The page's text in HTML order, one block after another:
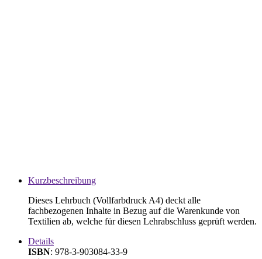
Kurzbeschreibung
Dieses Lehrbuch (Vollfarbdruck A4) deckt alle
fachbezogenen Inhalte in Bezug auf die Warenkunde von
Textilien ab, welche für diesen Lehrabschluss geprüft werden.
Details
ISBN: 978-3-903084-33-9